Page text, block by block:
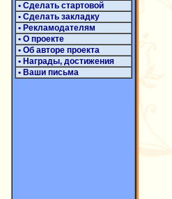
• Сделать стартовой
• Сделать закладку
• Рекламодателям
• О проекте
• Об авторе проекта
• Награды, достижения
• Ваши письма